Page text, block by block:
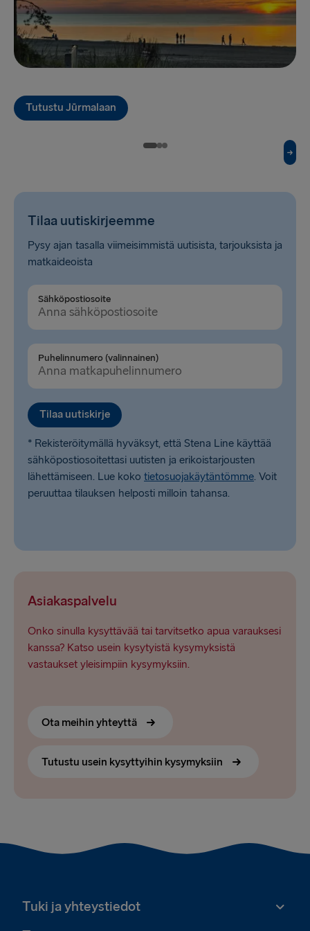
Harwich → Hook of Holland
Fishguard → Rosslare
Kiel → Gothenburg
Halmstad → Grenaa
Rosslare → Fishguard
LATVIASTA SAKSAAN
Liepāja → Travemünde
Travemünde → Liepāja
Ventspils → Nynäshamn
Nynäshamn → Ventspils
Tutustu Jūrmalaan
Tilaa uutiskirjeemme
Pysy ajan tasalla viimeisimmistä uutisista, tarjouksista ja
matkaideoista
Sähköpostiosoite
Puhelinnumero (valinnainen)
Tilaa uutiskirje
* Rekisteröitymällä hyväksyt, että Stena Line käyttää
sähköpostiosoitettasi uutisten ja erikoistarjousten
lähettämiseen. Lue koko tietosuojakäytäntömme. Voit
peruuttaa tilauksen helposti milloin tahansa.
Asiakaspalvelu
Onko sinulla kysyttävää tai tarvitsetko apua varauksesi
kanssa? Katso usein kysytyistä kysymyksistä
vastaukset yleisimpiin kysymyksiin.
Ota meihin yhteyttä
Tutustu usein kysyttyihin kysymyksiin
Tuki ja yhteystiedot